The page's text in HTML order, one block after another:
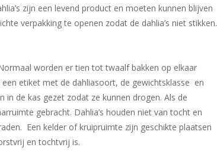
zijn een levend product en moeten kunnen blijven
verpakking te openen zodat de dahlia’s niet stikken.
worden er tien tot twaalf bakken op elkaar
etiket met de dahliasoort, de gewichtsklasse en
in de kas gezet zodat ze kunnen drogen. Als de
gebracht. Dahlia’s houden niet van tocht en
Een kelder of kruipruimte zijn geschikte plaatsen
en tochtvrij is.